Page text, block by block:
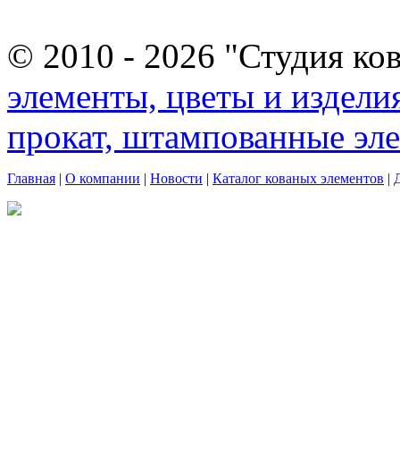
© 2010 - 2026 "Студия
элементы, цветы и
прокат, штампованные
Главная | О компании | Новости | Каталог кованых элементов |